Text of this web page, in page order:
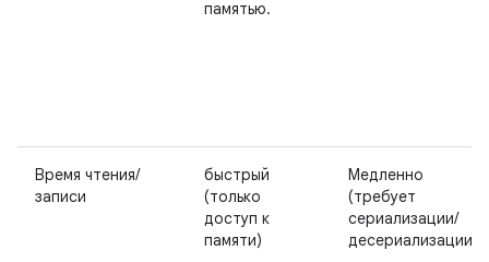
памятью.
Время чтения/
записи
быстрый
(только
доступ к
памяти)
Медленно
(требует
сериализации/
десериализации)